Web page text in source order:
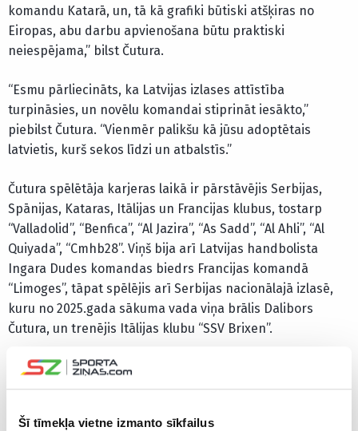
Šī tīmekļa vietne izmanto sīkfailus
komandu Katarā, un, tā kā grafiki būtiski atšķiras no
Eiropas, abu darbu apvienošana būtu praktiski
neiespējama,” bilst Čutura.
“Esmu pārliecināts, ka Latvijas izlases attīstība
turpināsies, un novēlu komandai stiprināt iesākto,”
piebilst Čutura. “Vienmēr palikšu kā jūsu adoptētais
latvietis, kurš sekos līdzi un atbalstīs.”
Čutura spēlētāja karjeras laikā ir pārstāvējis Serbijas,
Spānijas, Kataras, Itālijas un Francijas klubus, tostarp
“Valladolid”, “Benfica”, “Al Jazira”, “As Sadd”, “Al Ahli”, “Al
Quiyada”, “Cmhb28”. Viņš bija arī Latvijas handbolista
Ingara Dudes komandas biedrs Francijas komandā
“Limoges”, tāpat spēlējis arī Serbijas nacionālajā izlasē,
kuru no 2025.gada sākuma vada viņa brālis Dalibors
Čutura, un trenējis Itālijas klubu “SSV Brixen”.
8.maijā abu brāļu vadīto izlašu cīņā Jelgavā Latvijas
valstsvienība Eiropas čempionāta kvalifikācijas spēlē